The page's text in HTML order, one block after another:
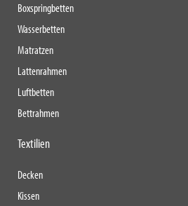
Boxspringbetten
Wasserbetten
Matratzen
Lattenrahmen
Luftbetten
Bettrahmen
Textilien
Decken
Kissen